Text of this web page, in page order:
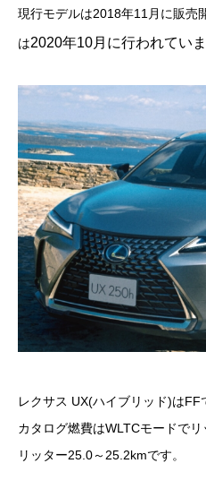
現行モデルは2018年11月に販売
は2020年10月 に行われていま
レクサス UX(ハイブリッド)はFF
カタログ燃費はWLTCモードで
リッター25.0～25.2kmです。